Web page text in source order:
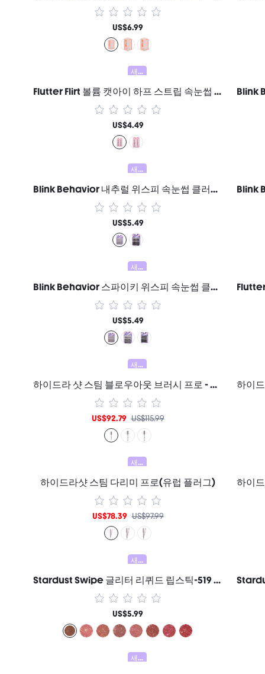
US$6.99
새로움
Flutter Flirt 볼륨 캣아이 하프 스트립 속눈썹 여성과 소녀를 위한 브랜드 뷰티 코스메틱 메이크업
US$4.49
새로움
Blink Behavior 내추럴 위스피 속눈썹 클러스터 여성과 소녀를 위한 브랜드 뷰티 코스메틱 메이크업
US$5.49
새로움
Blink Behavior 스파이키 위스피 속눈썹 클러스터 - B05 Hybrid 여성과 소녀를 위한 브랜드 뷰티 코스메틱 메이크업
US$5.49
새로움
하이드라 샷 스팀 블로우아웃 브러시 프로 - 미국 플러그
US$92.79 US$115.99
새로움
하이드라샷 스팀 다리미 프로(유럽 플러그)
US$78.39 US$97.99
새로움
Stardust Swipe 글리터 리퀴드 립스틱-519 Mocha Meteor 립글로스 즉각적인 글리터 광채 지속력 매트 마무리 묻어남 방지 번짐 방지 여성과 소녀를 위한 브랜드 뷰티 코스메틱 메이크업
US$5.99
새로움